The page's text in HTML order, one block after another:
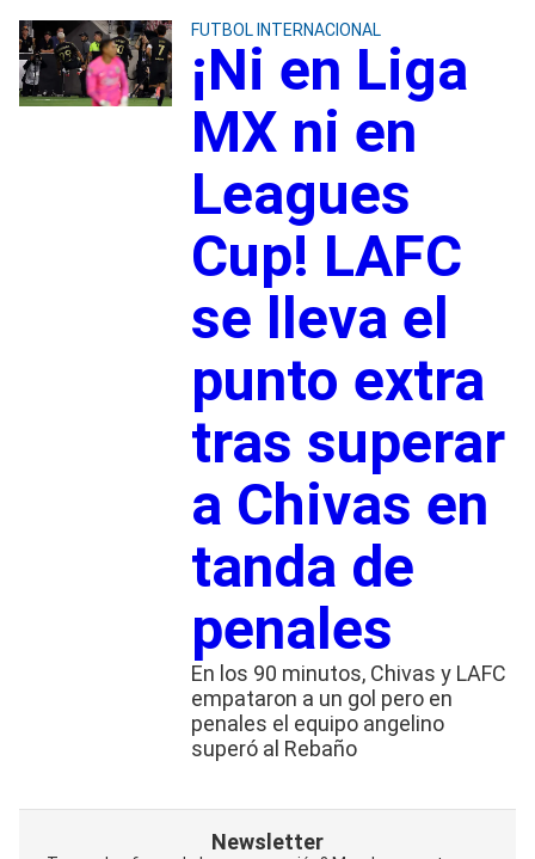
FUTBOL INTERNACIONAL
¡Ni en Liga
MX ni en
Leagues
Cup! LAFC
se lleva el
punto extra
tras superar
a Chivas en
tanda de
penales
En los 90 minutos, Chivas y LAFC
empataron a un gol pero en
penales el equipo angelino
superó al Rebaño
Newsletter